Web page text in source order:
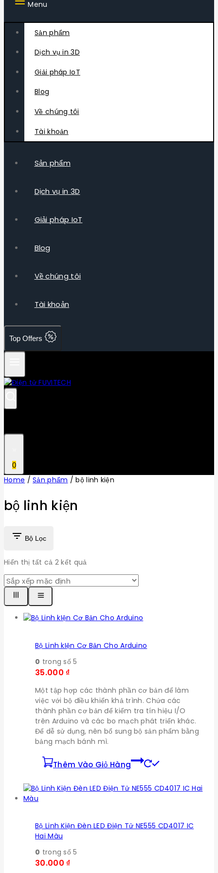
Menu
Sản phẩm
Dịch vụ in 3D
Giải pháp IoT
Blog
Về chúng tôi
Tài khoản
Sản phẩm
Dịch vụ in 3D
Giải pháp IoT
Blog
Về chúng tôi
Tài khoản
Top Offers
0
Home / Sản phẩm / bộ linh kiện
bộ linh kiện
Bộ Lọc
Hiển thị tất cả 2 kết quả
Bộ Linh kIện Cơ Bản Cho Arduino
0 trong số 5
35.000 ₫
Một tập hợp các thành phần cơ bản để làm
việc với bộ điều khiển khả trình. Chứa các
thành phần cơ bản để kiểm tra tín hiệu I/O
trên Arduino và các bo mạch phát triển khác.
Để dễ sử dụng, nên bổ sung bộ sản phẩm bằng
bảng mạch bánh mì.
Thêm Vào Giỏ Hàng
Bộ Linh Kiện Đèn LED Điện Tử NE555 CD4017 IC
Hai Màu
0 trong số 5
30.000 ₫